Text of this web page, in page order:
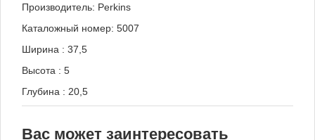
Производитель: Perkins
Каталожный номер: 5007
Ширина : 37,5
Высота : 5
Глубина : 20,5
Вас может заинтересовать